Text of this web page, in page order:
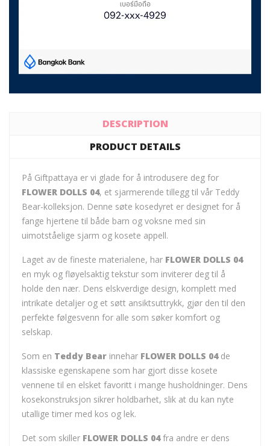
DESCRIPTION
PRODUCT DETAILS
På Giftpattaya er vi glade for å introdusere deg for
FLOWER DOLLS 04, et sjarmerende tillegg til vår Teddy
Bear-kolleksjon. Denne søte kosedyret er designet for å
fange hjertene til både barn og voksne med sin
uimotståelige sjarm og kosete appell.
Laget av de fineste materialene, har FLOWER DOLLS 04
en myk og fløyelsaktig tekstur som inviterer deg til å
holde den nær. Dens elskverdige design, komplett med
intrikate detaljer og et søtt ansiktsuttrykk, gjør den til den
perfekte følgesvenn for alle som søker komfort og
selskap.
Som en Teddy Bear innehar FLOWER DOLLS 04de
klassiske egenskapene som har gjort disse kosete
vennene til en elsket favoritt i mange husholdninger. Dens
kosekonstruksjon sikrer holdbarhet, slik at du kan nyte
utallige timer med kos og lek.
Det som skiller FLOWER DOLLS 04fra andre er dens